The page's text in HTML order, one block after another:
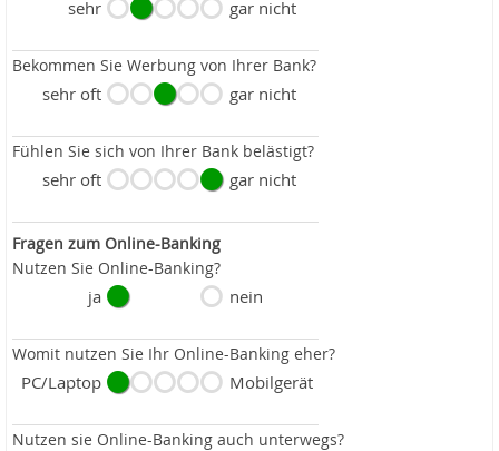
sehr gar nicht
Bekommen Sie Werbung von Ihrer Bank?
sehr oft gar nicht
Fühlen Sie sich von Ihrer Bank belästigt?
sehr oft gar nicht
Fragen zum Online-Banking
Nutzen Sie Online-Banking?
ja nein
Womit nutzen Sie Ihr Online-Banking eher?
PC/Laptop Mobilgerät
Nutzen sie Online-Banking auch unterwegs?